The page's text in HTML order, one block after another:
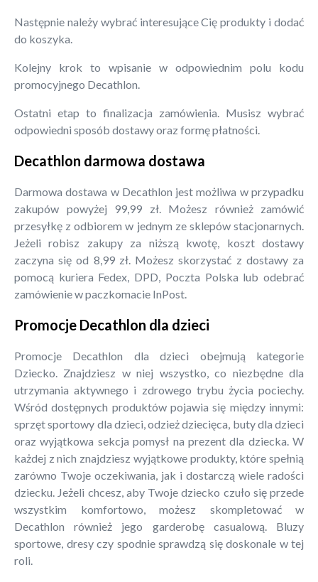
Następnie należy wybrać interesujące Cię produkty i dodać
do koszyka.
Kolejny krok to wpisanie w odpowiednim polu kodu
promocyjnego Decathlon.
Ostatni etap to finalizacja zamówienia. Musisz wybrać
odpowiedni sposób dostawy oraz formę płatności.
Decathlon darmowa dostawa
Darmowa dostawa w Decathlon jest możliwa w przypadku
zakupów powyżej 99,99 zł. Możesz również zamówić
przesyłkę z odbiorem w jednym ze sklepów stacjonarnych.
Jeżeli robisz zakupy za niższą kwotę, koszt dostawy
zaczyna się od 8,99 zł. Możesz skorzystać z dostawy za
pomocą kuriera Fedex, DPD, Poczta Polska lub odebrać
zamówienie w paczkomacie InPost.
Promocje Decathlon dla dzieci
Promocje Decathlon dla dzieci obejmują kategorie
Dziecko. Znajdziesz w niej wszystko, co niezbędne dla
utrzymania aktywnego i zdrowego trybu życia pociechy.
Wśród dostępnych produktów pojawia się między innymi:
sprzęt sportowy dla dzieci, odzież dziecięca, buty dla dzieci
oraz wyjątkowa sekcja pomysł na prezent dla dziecka. W
każdej z nich znajdziesz wyjątkowe produkty, które spełnią
zarówno Twoje oczekiwania, jak i dostarczą wiele radości
dziecku. Jeżeli chcesz, aby Twoje dziecko czuło się przede
wszystkim komfortowo, możesz skompletować w
Decathlon również jego garderobę casualową. Bluzy
sportowe, dresy czy spodnie sprawdzą się doskonale w tej
roli.